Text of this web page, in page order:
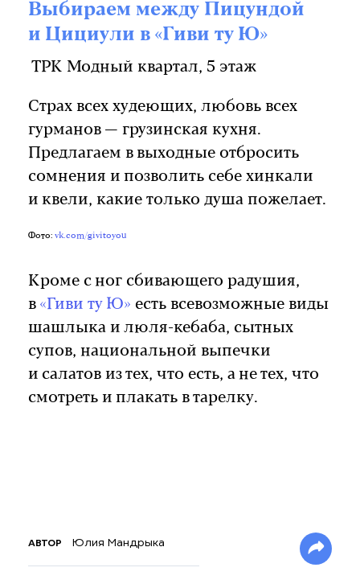
Выбираем между Пицундой
и Цициули в «Гиви ту Ю»
ТРК Модный квартал, 5 этаж
Страх всех худеющих, любовь всех
гурманов — грузинская кухня.
Предлагаем в выходные отбросить
сомнения и позволить себе хинкали
и квели, какие только душа пожелает.
Фото: vk.com/givitoyou
Кроме с ног сбивающего радушия,
в «Гиви ту Ю» есть всевозможные виды
шашлыка и люля-кебаба, сытных
супов, национальной выпечки
и салатов из тех, что есть, а не тех, что
смотреть и плакать в тарелку.
АВТОР Юлия Мандрыка